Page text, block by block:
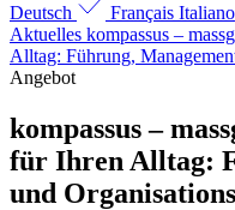
Deutsch Français Italiano
Aktuelles kompassus –
Alltag: Führung,
Angebot
kompassus –
für Ihren Alltag:
und